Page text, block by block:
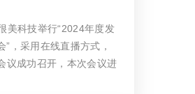
美科技举行“2024年度发
，采用在线直播方式，
议成功召开，本次会议进